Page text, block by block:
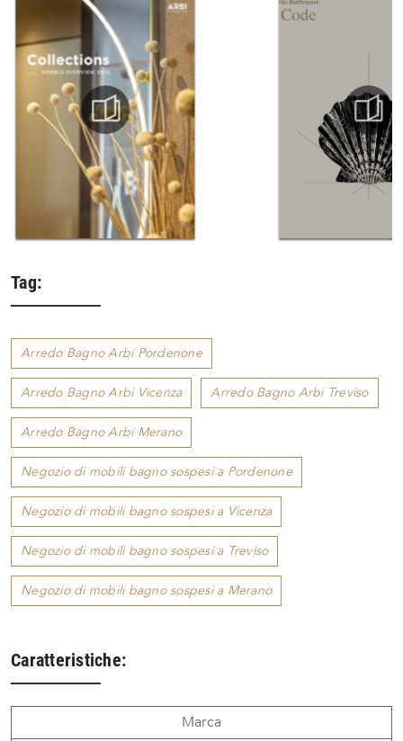
Tag:
Arredo Bagno Arbi Pordenone
Arredo Bagno Arbi Vicenza Arredo Bagno Arbi Treviso
Arredo Bagno Arbi Merano
Negozio di mobili bagno sospesi a Pordenone
Negozio di mobili bagno sospesi a Vicenza
Negozio di mobili bagno sospesi a Treviso
Negozio di mobili bagno sospesi a Merano
Caratteristiche:
Marca